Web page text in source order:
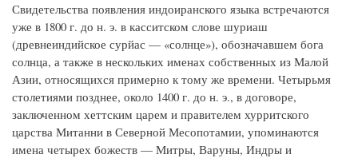
Свидетельства появления индоиранского языка встречаются
уже в 1800 г. до н. э. в касситском слове шуриаш
(древнеиндийское сурйас — «солнце»), обозначавшем бога
солнца, а также в нескольких именах собственных из Малой
Азии, относящихся примерно к тому же времени. Четырьмя
столетиями позднее, около 1400 г. до н. э., в договоре,
заключенном хеттским царем и правителем хурритского
царства Митанни в Северной Месопотамии, упоминаются
имена четырех божеств — Митры, Варуны, Индры и